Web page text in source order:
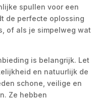
spullen voor een
de perfecte oplossing
of als je simpelweg wat
is belangrijk. Let
en natuurlijk de
schone, veilige en
Ze hebben